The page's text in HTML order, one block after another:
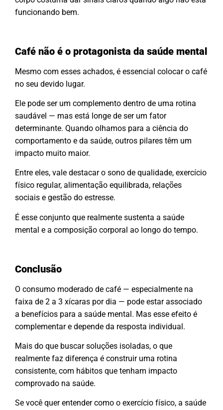
funcionando bem.
Café não é o protagonista da saúde mental
Mesmo com esses achados, é essencial colocar o café
no seu devido lugar.
Ele pode ser um complemento dentro de uma rotina
saudável — mas está longe de ser um fator
determinante. Quando olhamos para a ciência do
comportamento e da saúde, outros pilares têm um
impacto muito maior.
Entre eles, vale destacar o sono de qualidade, exercício
físico regular, alimentação equilibrada, relações
sociais e gestão do estresse.
É esse conjunto que realmente sustenta a saúde
mental e a composição corporal ao longo do tempo.
Conclusão
O consumo moderado de café — especialmente na
faixa de 2 a 3 xícaras por dia — pode estar associado
a benefícios para a saúde mental. Mas esse efeito é
complementar e depende da resposta individual.
Mais do que buscar soluções isoladas, o que
realmente faz diferença é construir uma rotina
consistente, com hábitos que tenham impacto
comprovado na saúde.
Se você quer entender como o exercício físico, a saúde